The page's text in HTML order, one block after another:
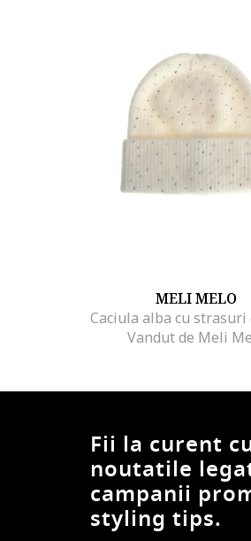
MELI MELO
Vandut de Meli
Fii la curent
noutatile
campanii
styling tips.